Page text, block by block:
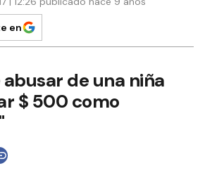
en
de una niña
$ 500 como